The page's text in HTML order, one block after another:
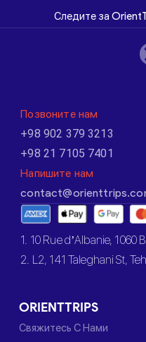
Следите за
Позвоните нам
+98 902 379 3213
+98 21 7105 7401
Напишите нам
1. 10 Rue d’Albanie, 1060
2. L2, 141 Taleghani St,
ORIENTTRIPS
Свяжитесь С Нами